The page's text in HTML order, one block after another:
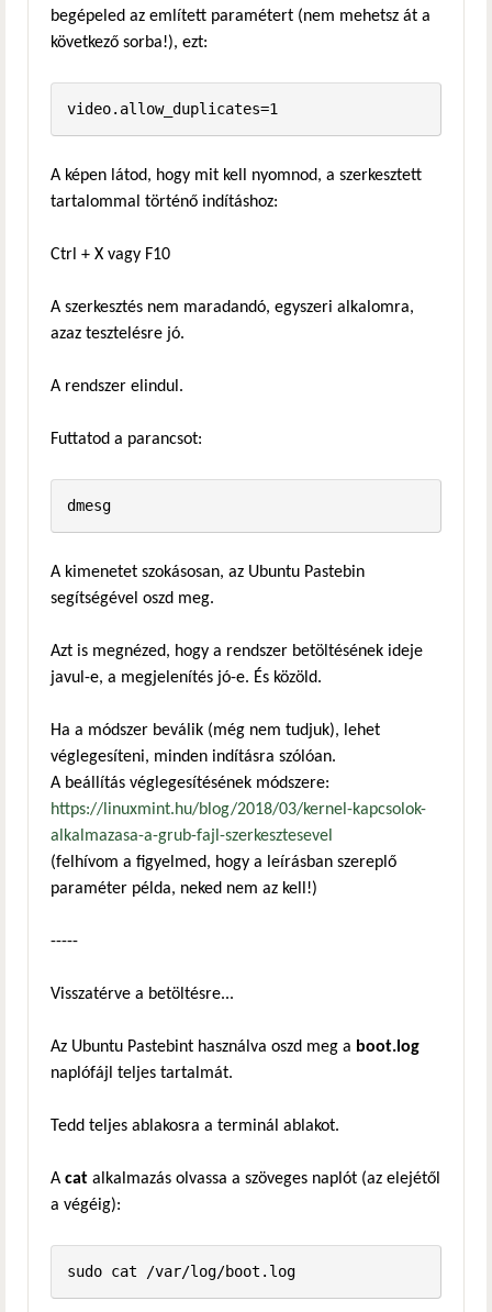
begépeled az említett paramétert (nem mehetsz át a
következő sorba!), ezt:
video.allow_duplicates=1
A képen látod, hogy mit kell nyomnod, a szerkesztett
tartalommal történő indításhoz:
Ctrl + X vagy F10
A szerkesztés nem maradandó, egyszeri alkalomra,
azaz tesztelésre jó.
A rendszer elindul.
Futtatod a parancsot:
dmesg
A kimenetet szokásosan, az Ubuntu Pastebin
segítségével oszd meg.
Azt is megnézed, hogy a rendszer betöltésének ideje
javul-e, a megjelenítés jó-e. És közöld.
Ha a módszer beválik (még nem tudjuk), lehet
véglegesíteni, minden indításra szólóan.
A beállítás véglegesítésének módszere:
https://linuxmint.hu/blog/2018/03/kernel-kapcsolok-
alkalmazasa-a-grub-fajl-szerkesztesevel
(felhívom a figyelmed, hogy a leírásban szereplő
paraméter példa, neked nem az kell!)
-----
Visszatérve a betöltésre...
Az Ubuntu Pastebint használva oszd meg a boot.log
naplófájl teljes tartalmát.
Tedd teljes ablakosra a terminál ablakot.
A cat alkalmazás olvassa a szöveges naplót (az elejétől
a végéig):
sudo cat /var/log/boot.log